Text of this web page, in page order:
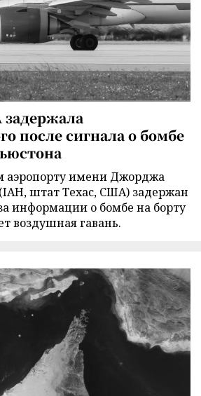
после сигнала о бомбе
аэропорту имени Джорджа
штат Техас, США) задержан
информации о бомбе на борту
воздушная гавань.